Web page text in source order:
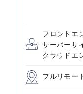
フロントエ
サーバーサ
クラウドエ
フルリモー